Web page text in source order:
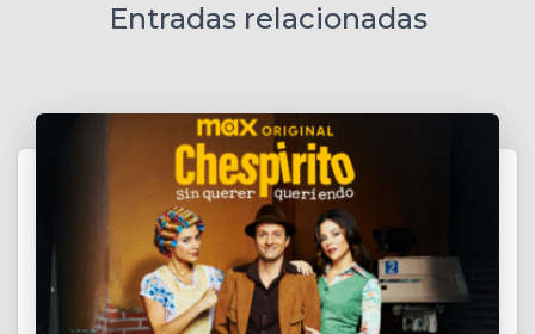
Entradas relacionadas